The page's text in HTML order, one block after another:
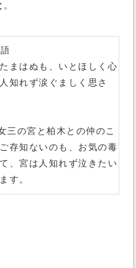
。
まはぬも、いとほしく心
知れず涙ぐましく思さ
三の宮と柏木との仲のこ
存知ないのも、お気の毒
、宮は人知れず泣きたい
す。